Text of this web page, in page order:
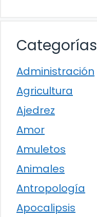
Categorías
Administración
Agricultura
Ajedrez
Amor
Amuletos
Animales
Antropología
Apocalipsis